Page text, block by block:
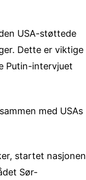
USA-støttede
Dette er viktige
Putin-intervjuet
med USAs
startet nasjonen
Sør-